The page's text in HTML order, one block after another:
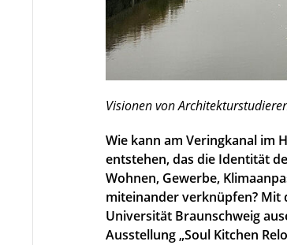
Visionen von
Wie kann am Veringkanal im
entstehen, das die Identität
Wohnen, Gewerbe,
miteinander verknüpfen? Mit
Universität Braunschweig
Ausstellung „Soul Kitchen